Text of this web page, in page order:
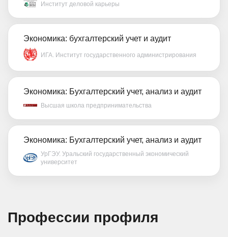
Институт деловой карьеры
Экономика: бухгалтерский учет и аудит
ИГА. Институт государственного администрирования
Экономика: Бухгалтерский учет, анализ и аудит
Высшая школа предпринимательства
Экономика: Бухгалтерский учет, анализ и аудит
УрГЭУ. Уральский государственный экономический
университет
Профессии профиля